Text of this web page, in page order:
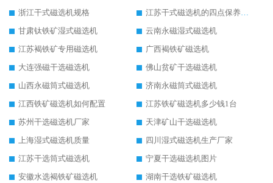
浙江干式磁选机规格
江苏干式磁选机的四点保养秘籍
甘肃钛铁矿湿式磁选机
云南永磁湿式磁选机
江苏褐铁矿专用磁选机
广西褐铁矿磁选机
大连强磁干选磁选机
佛山贫矿干选磁选机
山西永磁筒式磁选机
济南永磁筒式磁选机
江西铁矿磁选机如何配置
江苏铁矿磁选机多少钱1台
苏州干选磁选机厂家
天津矿山干选磁选机
上海湿式磁选机质量
四川湿式磁选机生产厂家
江苏干选筒式磁选机
宁夏干选磁选机图片
安徽水选褐铁矿磁选机
湖南干选铁矿磁选机